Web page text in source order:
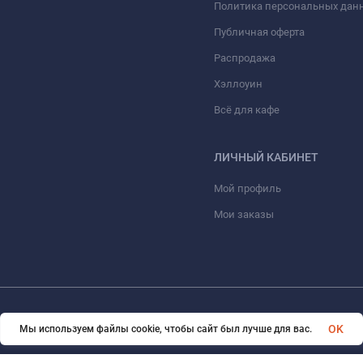
Политика персональных
Публичная оферта
Распродажа
Хэллоуин
Всё для кафе
ЛИЧНЫЙ КАБИНЕТ
Мой профиль
Мои заказы
Мы используем файлы cookie, чтобы сайт был лучше для вас.
OK